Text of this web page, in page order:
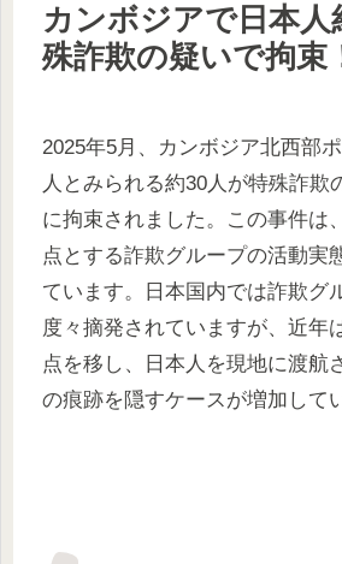
カンボジアで日本人
殊詐欺の疑いで拘束
2025年5月、カンボジア北西部
人とみられる約30人が特殊詐欺
に拘束されました。この事件は
点とする詐欺グループの活動実
ています。日本国内では詐欺グ
度々摘発されていますが、近年
点を移し、日本人を現地に渡航
の痕跡を隠すケースが増加して